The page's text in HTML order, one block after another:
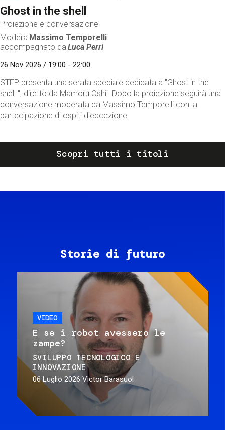
Ghost in the shell
Proiezione e conversazione
Modera Massimo Temporelli
accompagnato da Luca Perri
26 Nov 2026 / 19:00 - 22:00
STEP presenta una serata speciale dedicata a "Ghost in the
shell ", diretto da Mamoru Oshii. Dopo la proiezione seguirà una
conversazione moderata da Massimo Temporelli con la
partecipazione di ospiti d'eccezione.
Scopri tutti i titoli
Storie di futuro
VIDEO
E se i robot avessero le
zampe?
SVILUPPO TECNOLOGICO E
INNOVAZIONE
06 Luglio 2026 Victor Barasuol